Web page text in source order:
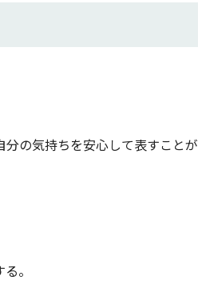
の気持ちを安心して表すことが
。